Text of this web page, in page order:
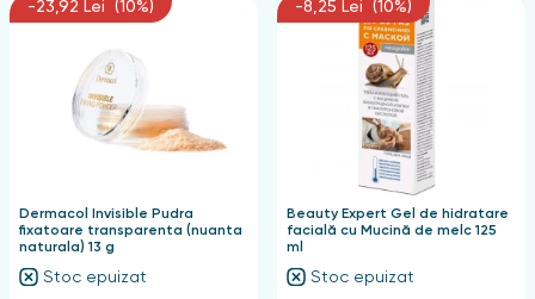
-23,92 Lei (10%)
Dermacol Invisible Pudra
fixatoare transparenta (nuanta
naturala) 13 g
Stoc epuizat
-8,25 Lei (10%)
Beauty Expert Gel de hidratare
facială cu Mucină de melc 125
ml
Stoc epuizat